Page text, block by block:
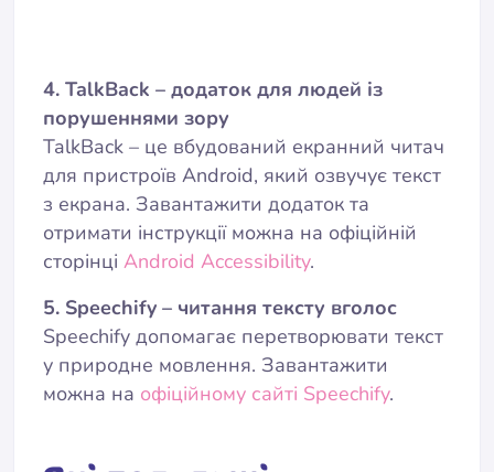
4. TalkBack – додаток для людей із
порушеннями зору
TalkBack – це вбудований екранний читач
для пристроїв Android, який озвучує текст
з екрана. Завантажити додаток та
отримати інструкції можна на офіційній
сторінці Android Accessibility.
5. Speechify – читання тексту вголос
Speechify допомагає перетворювати текст
у природне мовлення. Завантажити
можна на офіційному сайті Speechify.